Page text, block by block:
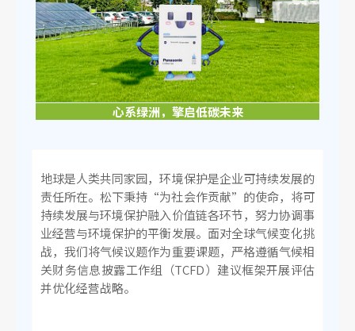
心系绿洲，擎启低碳未来
地球是人类共同家园，环境保护是企业可持续发展的
责任所在。松下秉持“为社会作贡献”的使命，将可
持续发展与环境保护融入价值链各环节，努力协调事
业经营与环境保护的平衡发展。面对全球气候变化挑
战，我们将气候议题作为重要课题，严格遵循气候相
关财务信息披露工作组（TCFD）建议框架开展评估
并优化经营战略。